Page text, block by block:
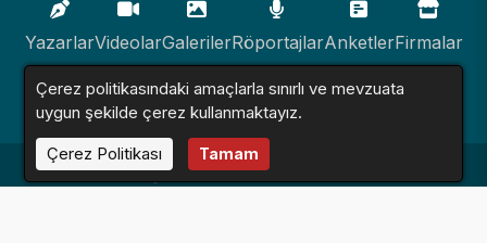
YazarlarVideolarGalerilerRöportajlarAnketlerFirmalar
İlanlarResmi İlanlarSitemap
Haber Sitesi © 2016 - 2024. Tüm Hakları Saklıdır.
Çerez politikasındaki amaçlarla sınırlı ve mevzuata
uygun şekilde çerez kullanmaktayız.
Çerez Politikası
Tamam